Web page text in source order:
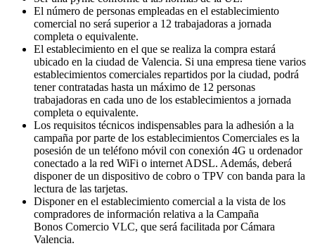
El número de personas empleadas en el establecimiento
comercial no será superior a 12 trabajadoras a jornada
completa o equivalente.
El establecimiento en el que se realiza la compra estará
ubicado en la ciudad de Valencia. Si una empresa tiene varios
establecimientos comerciales repartidos por la ciudad, podrá
tener contratadas hasta un máximo de 12 personas
trabajadoras en cada uno de los establecimientos a jornada
completa o equivalente.
Los requisitos técnicos indispensables para la adhesión a la
campaña por parte de los establecimientos Comerciales es la
posesión de un teléfono móvil con conexión 4G u ordenador
conectado a la red WiFi o internet ADSL. Además, deberá
disponer de un dispositivo de cobro o TPV con banda para la
lectura de las tarjetas.
Disponer en el establecimiento comercial a la vista de los
compradores de información relativa a la Campaña
Bonos Comercio VLC, que será facilitada por Cámara
Valencia.